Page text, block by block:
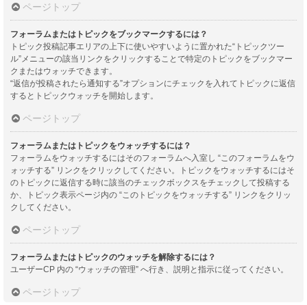
ページトップ
フォーラムまたはトピックをブックマークするには？
トピック投稿記事エリアの上下に使いやすいように置かれた“トピックツー
ル”メニューの該当リンクをクリックすることで特定のトピックをブックマー
クまたはウォッチできます。
“返信が投稿されたら通知する”オプションにチェックを入れてトピックに返信
するとトピックウォッチを開始します。
ページトップ
フォーラムまたはトピックをウォッチするには？
フォーラムをウォッチするにはそのフォーラムへ入室し “このフォーラムをウ
ォッチする” リンクをクリックしてください。トピックをウォッチするにはそ
のトピックに返信する時に該当のチェックボックスをチェックして投稿する
か、トピック表示ページ内の “このトピックをウォッチする” リンクをクリッ
クしてください。
ページトップ
フォーラムまたはトピックのウォッチを解除するには？
ユーザーCP 内の “ウォッチの管理” へ行き、説明と指示に従ってください。
ページトップ